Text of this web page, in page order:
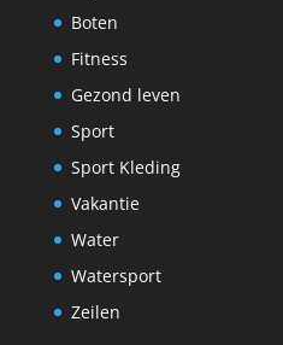
Boten
Fitness
Gezond leven
Sport
Sport Kleding
Vakantie
Water
Watersport
Zeilen